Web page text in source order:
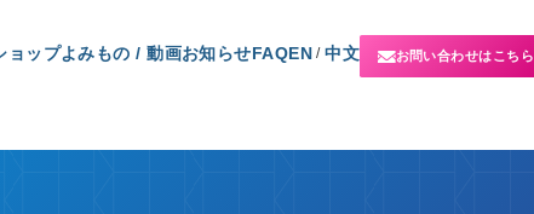
ョップよみもの / 動画お知らせFAQEN /中文 お問い合わせはこちら